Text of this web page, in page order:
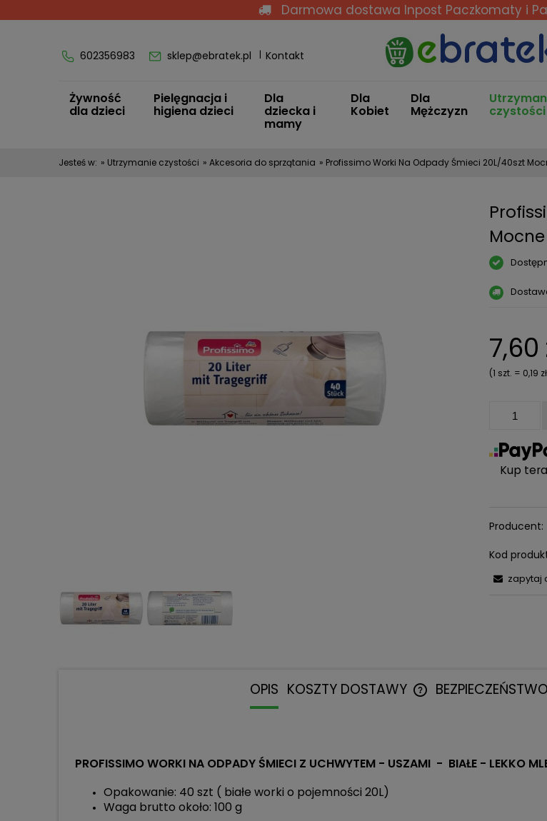
Darmowa dostawa Inpost Paczkomaty i
602356983 sklep@ebratek.pl Kontakt
Żywność
dla dzieci
Pielęgnacja i
higiena dzieci
Dla
dziecka i
mamy
Dla
Kobiet
Dla
Mężczyzn czystości
Jesteś w: » Utrzymanie czystości » Akcesoria do sprzątania » Profissimo Worki Na Odpady Śmieci 20L/40szt
kosztów
7,60
(1 szt. = 0,19 zł
Kup
Producent:
Kod
zapytaj
OPIS KOSZTY DOSTAWY BEZPIECZEŃSTWO
PROFISSIMO WORKI NA ODPADY ŚMIECI Z UCHWYTEM - USZAMI - BIAŁE - LEKKO
Opakowanie: 40 szt ( białe worki o pojemności 20L)
Waga brutto około: 100 g